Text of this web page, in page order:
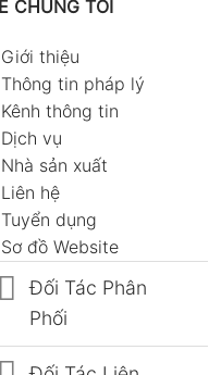
CHÚNG TÔI
Giới thiệu
Thông tin pháp lý
Kênh thông tin
Dịch vụ
Nhà sản xuất
Liên hệ
Tuyển dụng
Sơ đồ Website
Đối Tác Phân
Phối